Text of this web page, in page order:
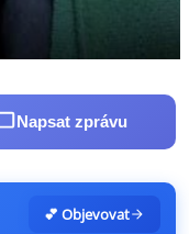
Napsat zprávu
💕 Objevovat